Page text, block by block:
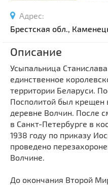
Памятники геодезии
Памятники
Церкви
Монастыри
Костелы
Мечети
Синагоги
Часовни
Кирхи
Выберите область
Выберите населенный пункт
Выберите направление
Адрес:
Брестская обл.,
Описание
Усыпальница
единственное
территории Беларуси.
Посполитой был крещен
деревне Волчин. После
в Санкт-Петербурге в
1938 году по приказу
проведено
Волчине.
До окончания Второй